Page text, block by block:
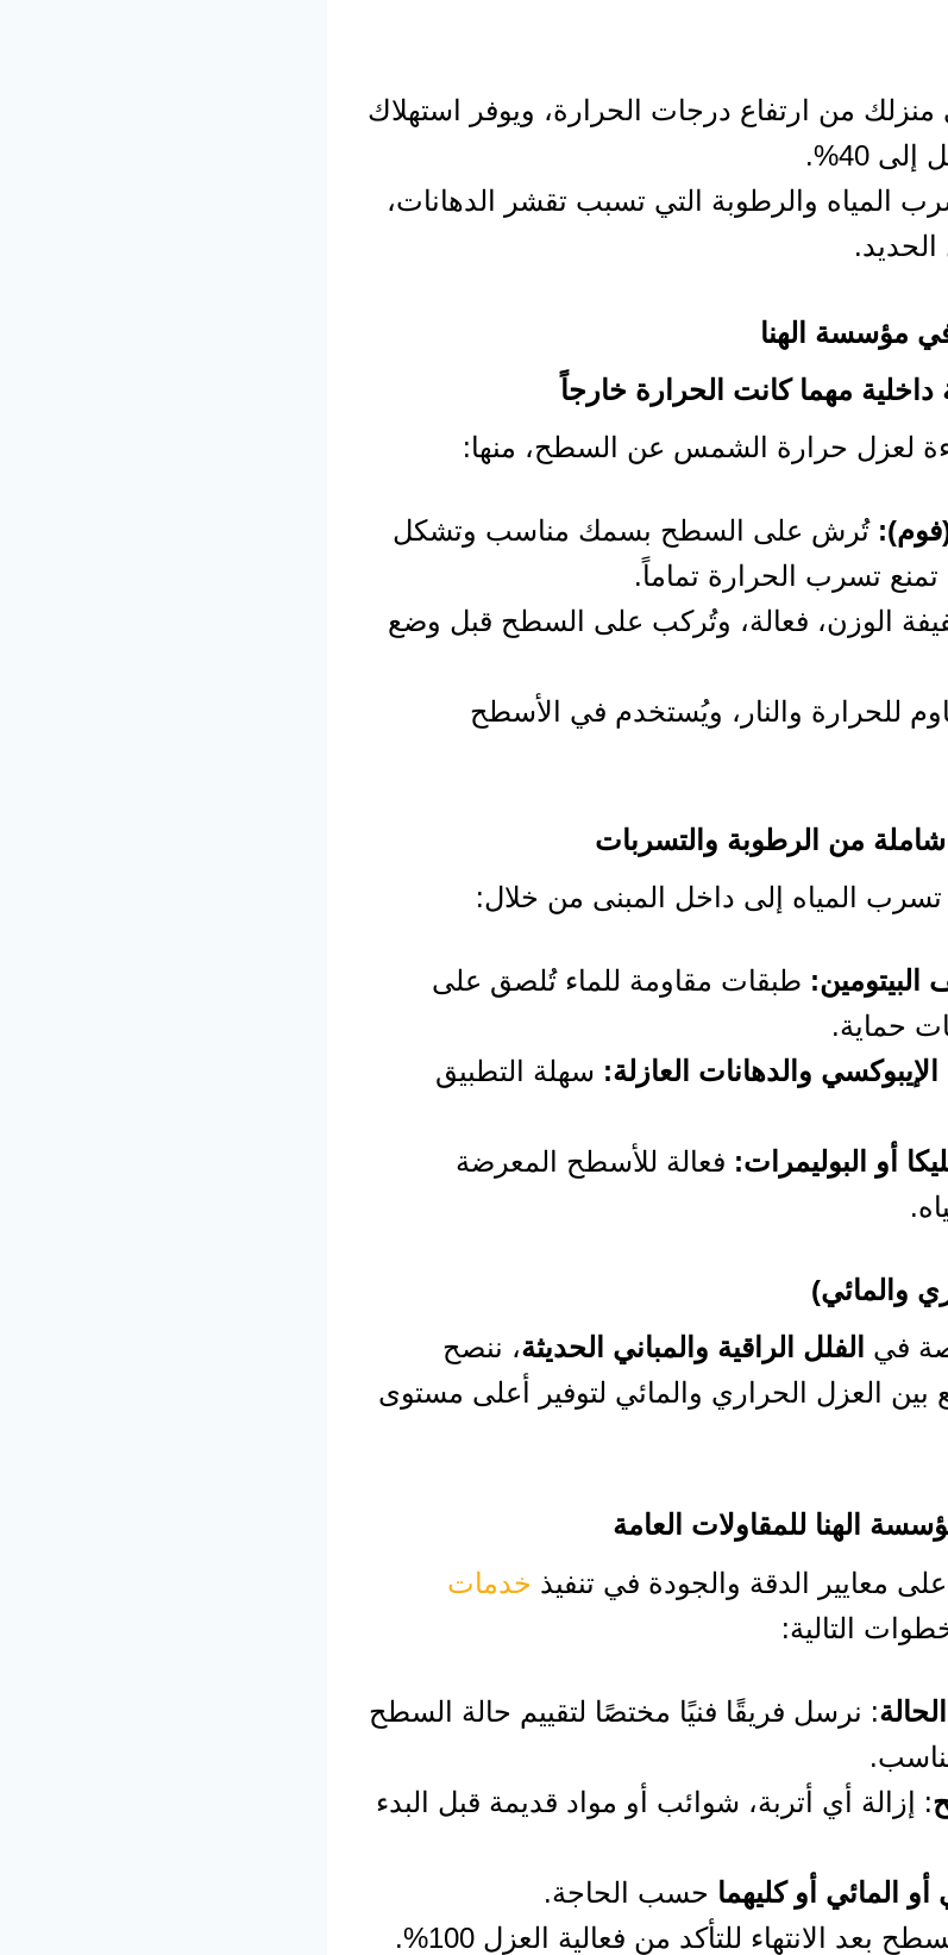
من ارتفاع درجات الحرارة، ويوفر استهلاك
40%.
المياه والرطوبة التي تسبب تقشر الدهانات،
الحديد.
في مؤسسة الهنا
لعزل حرارة الشمس عن السطح، منها:
تُرش على السطح بسمك مناسب وتشكل
تسرب الحرارة تماماً.
الوزن، فعالة، وتُركب على السطح قبل وضع
للحرارة والنار، ويُستخدم في الأسطح
تسرب المياه إلى داخل المبنى من خلال:
البيتومين: طبقات مقاومة للماء تُلصق على
حماية.
والدهانات العازلة: سهلة التطبيق
أو البوليمرات: فعالة للأسطح المعرضة
في الفلل الراقية والمباني الحديثة، ننصح
بين العزل الحراري والمائي لتوفير أعلى مستوى
الهنا للمقاولات العامة
معايير الدقة والجودة في تنفيذ خدمات
التالية:
: نرسل فريقًا فنيًا مختصًا لتقييم حالة السطح
: إزالة أي أتربة، شوائب أو مواد قديمة قبل البدء
المائي أو كليهما حسب الحاجة.
بعد الانتهاء للتأكد من فعالية العزل 100%.